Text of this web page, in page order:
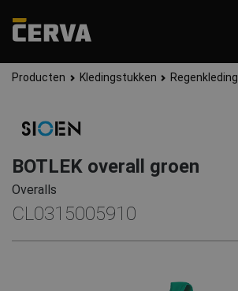
Producten Kledingstukken Regenkleding
BOTLEK overall groen
Overalls
CL0315005910